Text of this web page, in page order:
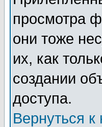
просмотра
они тоже
их, как
создании
доступа.
Вернуться к